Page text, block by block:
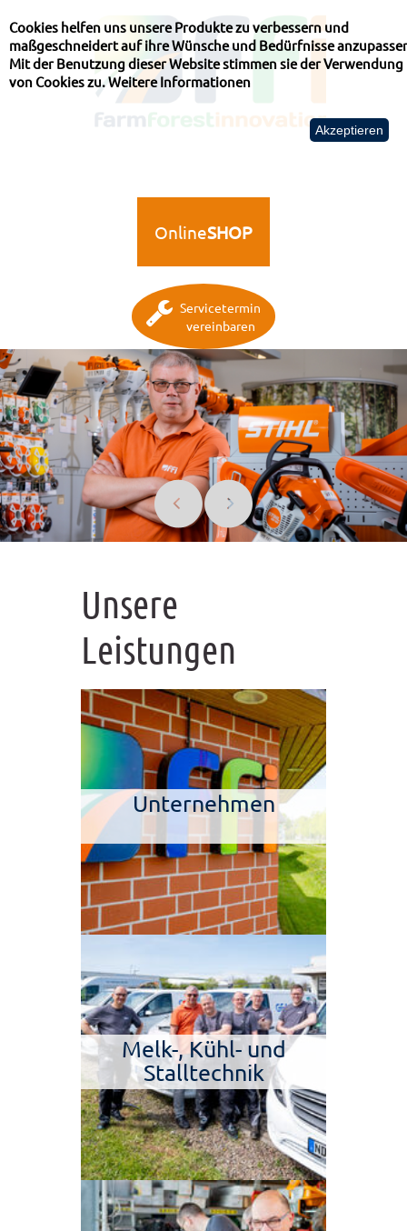
Cookies helfen uns unsere Produkte zu verbessern und
maßgeschneidert auf ihre Wünsche und Bedürfnisse
Mit der Benutzung dieser Website stimmen sie der Verwendung
von Cookies zu.Weitere Informationen
Akzeptieren
OnlineSHOP
Servicetermin
vereinbaren
Unsere
Leistungen
Unternehmen
Melk-, Kühl- und
Stalltechnik